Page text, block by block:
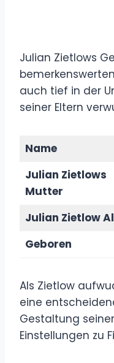
Julian Zietlows
auch tief in der
seiner Eltern
Name
Julian Zietlows
Mutter
Julian Zietlow
Geboren
Als Zietlow
eine
Gestaltung
Einstellungen zu